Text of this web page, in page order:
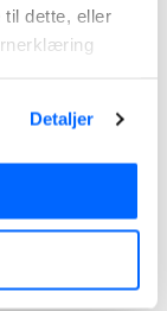
til dette, eller
Detaljer
(olje og
klimagass.
med